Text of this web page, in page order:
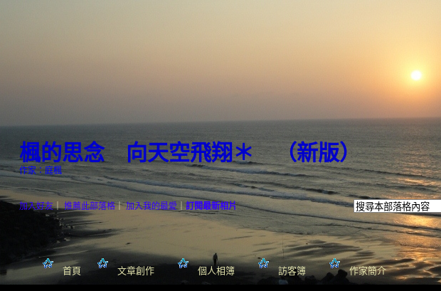
楓的思念 向天空飛翔＊（新版）
首頁 文章創作 個人相簿 訪客簿 作家簡介
加入好友｜推薦此部落格｜加入我的最愛｜訂閱最新相片
作家：庭楓